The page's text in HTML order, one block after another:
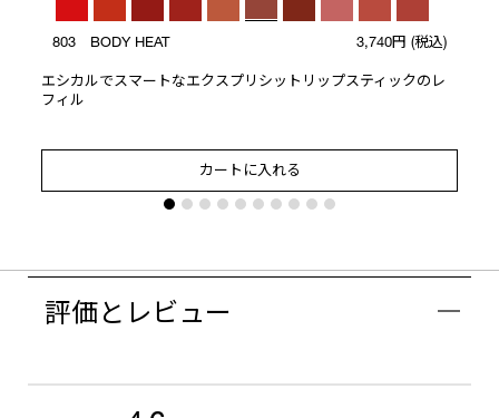
803 BODY HEAT 3,740円 (税込)
エシカルでスマートなエクスプリシットリップスティックのレ
フィル
カートに入れる
評価とレビュー